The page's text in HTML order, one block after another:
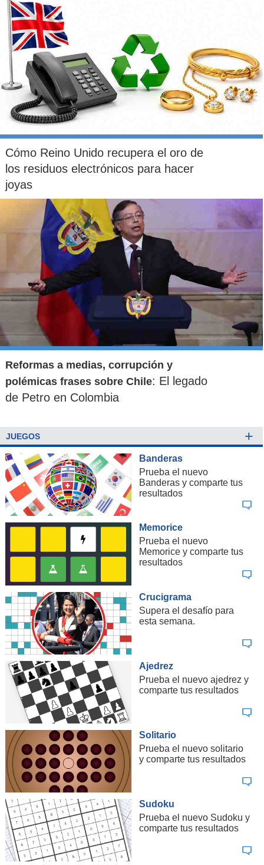
Cómo Reino Unido recupera el oro de
los residuos electrónicos para hacer
joyas
Reformas a medias, corrupción y
polémicas frases sobre Chile: El legado
de Petro en Colombia
JUEGOS +
Banderas
Prueba el nuevo
Banderas y comparte tus
resultados
Memorice
Prueba el nuevo
Memorice y comparte tus
resultados
Crucigrama
Supera el desafío para
esta semana.
Ajedrez
Prueba el nuevo ajedrez y
comparte tus resultados
Solitario
Prueba el nuevo solitario
y comparte tus resultados
Sudoku
Prueba el nuevo Sudoku y
comparte tus resultados